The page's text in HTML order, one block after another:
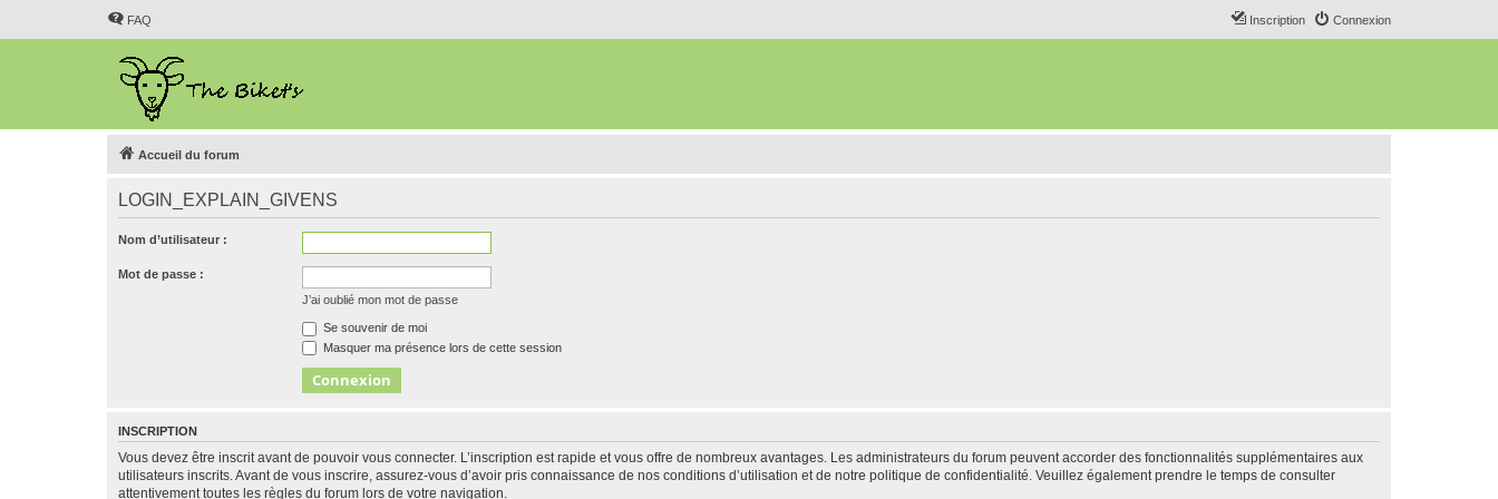
FAQ Connexion
Inscription
Accueil du forum
LOGIN_EXPLAIN_GIVENS
Nom d’utilisateur :
Mot de passe :
J’ai oublié mon mot de passe
Se souvenir de moi
Masquer ma présence lors de cette session
INSCRIPTION
Vous devez être inscrit avant de pouvoir vous connecter. L’inscription est rapide et vous offre de nombreux avantages. Les administrateurs du forum peuvent accorder des fonctionnalités supplémentaires aux
utilisateurs inscrits. Avant de vous inscrire, assurez-vous d’avoir pris connaissance de nos conditions d’utilisation et de notre politique de confidentialité. Veuillez également prendre le temps de consulter
attentivement toutes les règles du forum lors de votre navigation.